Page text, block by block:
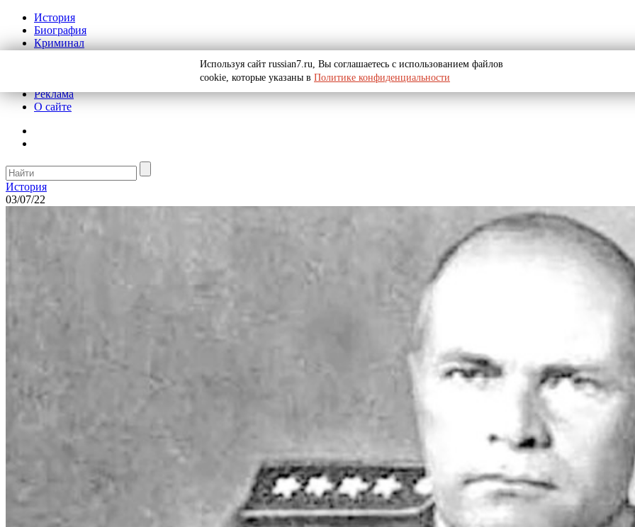
История
Биография
Криминал
Реклама
О сайте
История
03/07/22
Используя сайт russian7.ru, Вы соглашаетесь с использованием файлов
cookie, которые указаны в Политике конфиденциальности